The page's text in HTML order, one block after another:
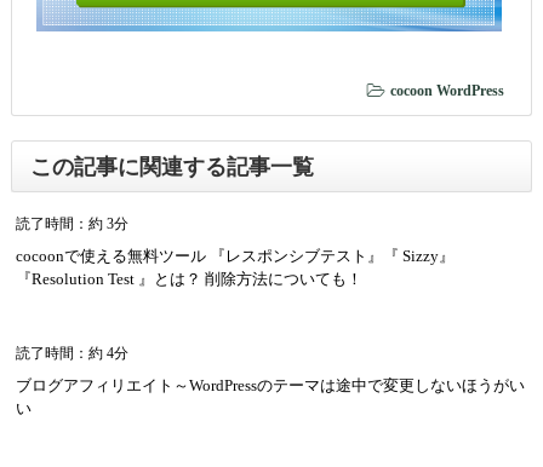
cocoon WordPress
この記事に関連する記事一覧
読了時間：約 3分
cocoonで使える無料ツール 『レスポンシブテスト』『 Sizzy』
『Resolution Test 』とは？ 削除方法についても！
読了時間：約 4分
ブログアフィリエイト～WordPressのテーマは途中で変更しないほうがい
い